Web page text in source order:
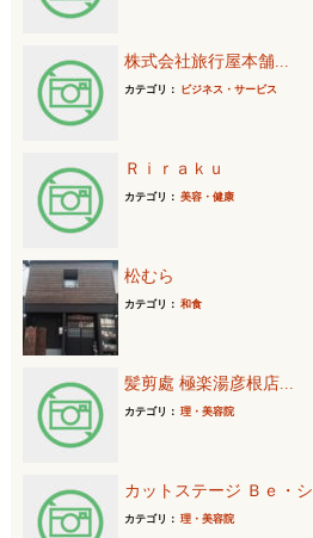
株式会社旅行屋本舗...
カテゴリ： ビジネス・サービス
Ｒｉｒａｋｕ
カテゴリ： 美容・健康
松むら
カテゴリ： 和食
髪剪處 極楽湯彦根店...
カテゴリ： 理・美容院
カットステージ Ｂｅ・
カテゴリ： 理・美容院